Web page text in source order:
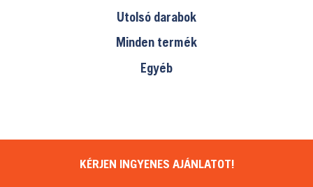
Utolsó darabok
Minden termék
Egyéb
KÉRJEN INGYENES AJÁNLATOT!